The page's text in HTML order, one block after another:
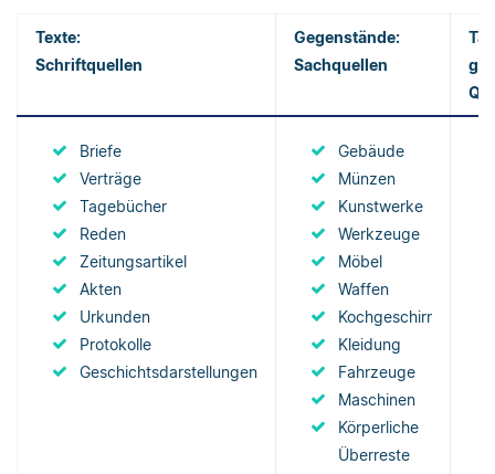
Texte:
Schriftquellen
Gegenstände:
Sachquellen
Briefe
Verträge
Tagebücher
Reden
Zeitungsartikel
Akten
Urkunden
Protokolle
Geschichtsdarstellungen
Gebäude
Münzen
Kunstwerke
Werkzeuge
Möbel
Waffen
Kochgeschirr
Kleidung
Fahrzeuge
Maschinen
Körperliche
Überreste